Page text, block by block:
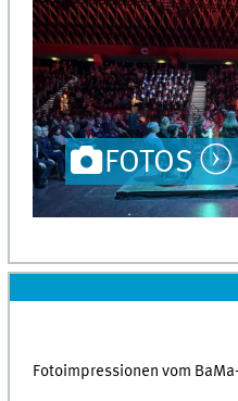
FOTOS
Fotoimpressionen vom